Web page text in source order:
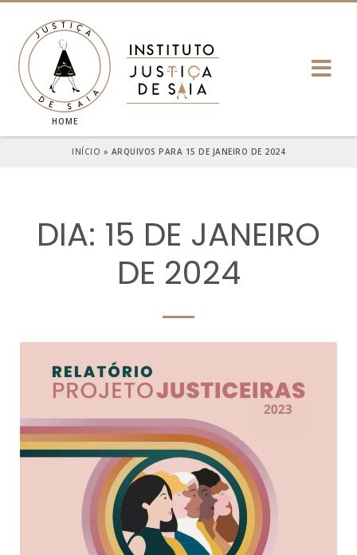
HOME
INÍCIO » ARQUIVOS PARA 15 DE JANEIRO DE 2024
DIA: 15 DE JANEIRO
DE 2024